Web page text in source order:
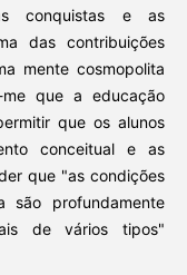
conquistas e as
das contribuições
mente cosmopolita
me que a educação
que os alunos
conceitual e as
que "as condições
profundamente
de vários tipos"